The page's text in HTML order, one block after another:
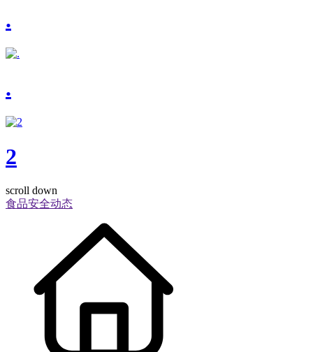
.
.
2
scroll down
食品安全动态